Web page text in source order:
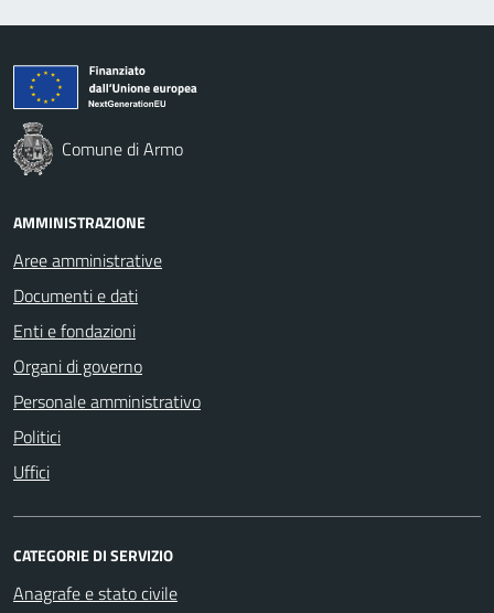
Comune di Armo
AMMINISTRAZIONE
Aree amministrative
Documenti e dati
Enti e fondazioni
Organi di governo
Personale amministrativo
Politici
Uffici
CATEGORIE DI SERVIZIO
Anagrafe e stato civile